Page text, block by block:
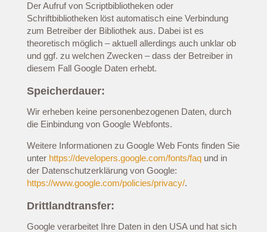
Der Aufruf von Scriptbibliotheken oder
Schriftbibliotheken löst automatisch eine Verbindung
zum Betreiber der Bibliothek aus. Dabei ist es
theoretisch möglich – aktuell allerdings auch unklar ob
und ggf. zu welchen Zwecken – dass der Betreiber in
diesem Fall Google Daten erhebt.
Speicherdauer:
Wir erheben keine personenbezogenen Daten, durch
die Einbindung von Google Webfonts.
Weitere Informationen zu Google Web Fonts finden Sie
unter https://developers.google.com/fonts/faqund in
der Datenschutzerklärung von Google:
https://www.google.com/policies/privacy/.
Drittlandtransfer:
Google verarbeitet Ihre Daten in den USA und hat sich